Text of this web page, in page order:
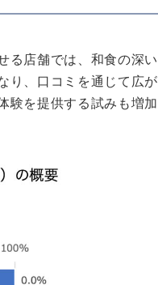
る店舗では、和食の深い
り、口コミを通じて広が
験を提供する試みも増加